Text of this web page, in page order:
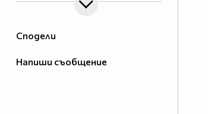
Сподели
Напиши съобщение